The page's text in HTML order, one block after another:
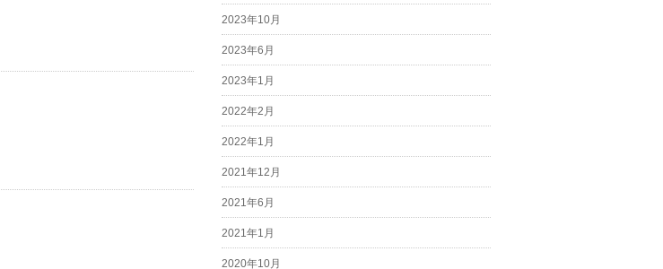
2023年10月
2023年6月
2023年1月
2022年2月
2022年1月
2021年12月
2021年6月
2021年1月
2020年10月